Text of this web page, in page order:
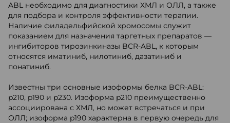
ABL необходимо для диагностики ХМЛ и ОЛЛ, а также
для подбора и контроля эффективности терапии.
Наличие филадельфийской хромосомы служит
показанием для назначения таргетных препаратов —
ингибиторов тирозинкиназы BCR-ABL, к которым
относятся иматиниб, нилотиниб, дазатиниб и
понатиниб.
Известны три основные изоформы белка BCR-ABL:
p210, p190 и p230. Изоформа p210 преимущественно
ассоциирована с ХМЛ, но может встречаться и при
ОЛЛ; изоформа p190 характерна в первую очередь для